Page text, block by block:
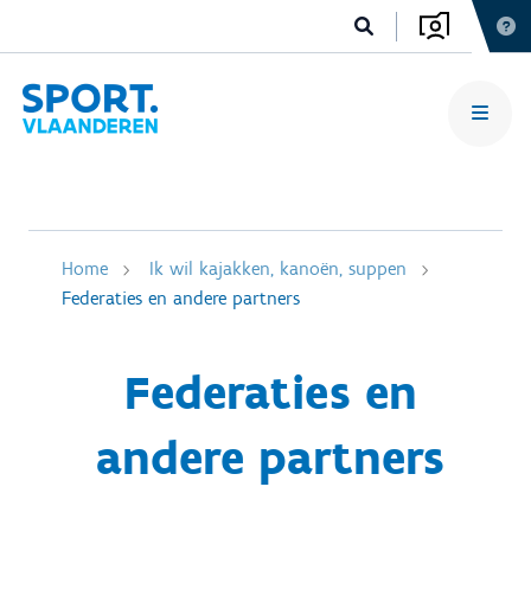
Home
Ik wil kajakken, kanoën, suppen
Federaties en andere partners
Federaties en
andere partners